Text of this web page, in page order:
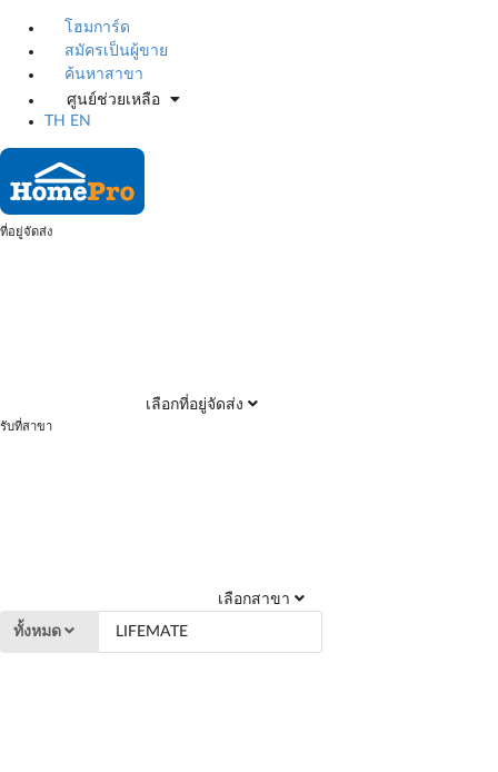
โฮมการ์ด
สมัครเป็นผู้ขาย
ค้นหาสาขา
ศูนย์ช่วยเหลือ
TH
EN
ที่อยู่จัดส่ง
เลือกที่อยู่จัดส่ง
รับที่สาขา
เลือกสาขา
ทั้งหมด